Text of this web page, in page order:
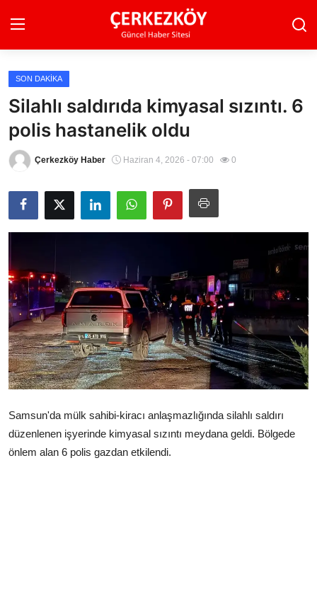
Ana Sayfa
Son Dakika
Ekonomi Haberleri
Magazin Haberleri
Spor Haberleri
Teknoloji Haberleri
Dünya Haberleri
Çerkezköy
SON DAKIKA
Silahlı saldırıda kimyasal sızıntı. 6
polis hastanelik oldu
Çerkezköy Haber Haziran 4, 2026 - 07:00 0
Samsun'da mülk sahibi-kiracı anlaşmazlığında silahlı saldırı
düzenlenen işyerinde kimyasal sızıntı meydana geldi. Bölgede
önlem alan 6 polis gazdan etkilendi.